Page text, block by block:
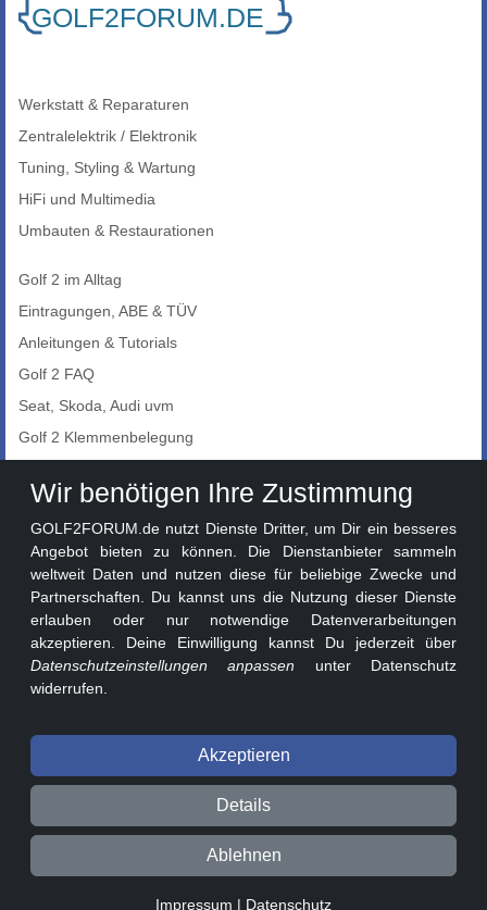
Werkstatt & Reparaturen
Zentralelektrik / Elektronik
Tuning, Styling & Wartung
HiFi und Multimedia
Umbauten & Restaurationen
Golf 2 im Alltag
Eintragungen, ABE & TÜV
Anleitungen & Tutorials
Golf 2 FAQ
Seat, Skoda, Audi uvm
Golf 2 Klemmenbelegung
Auto-Showroom
Golf 2 Lackcodes
Sonderversionen
Sonstige Marken
© 2026 GOLF2FORUM - Volkswagen Golf II Forum seit 2010 ❤️
Beitragsregeln Datenschutz Impressum
0.02s v3.1.1-241a130
Wir benötigen Ihre Zustimmung
GOLF2FORUM.de nutzt Dienste Dritter, um Dir ein besseres
Angebot bieten zu können. Die Dienstanbieter sammeln
weltweit Daten und nutzen diese für beliebige Zwecke und
Partnerschaften. Du kannst uns die Nutzung dieser Dienste
erlauben oder nur notwendige Datenverarbeitungen
akzeptieren. Deine Einwilligung kannst Du jederzeit über
Datenschutzeinstellungen anpassen unter Datenschutz
widerrufen.
Akzeptieren
Details
Ablehnen
Impressum | Datenschutz